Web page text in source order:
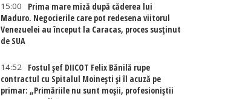
15:00
Prima mare miză după căderea lui
Maduro. Negocierile care pot redesena viitorul
Venezuelei au început la Caracas, proces susținut
de SUA
14:52
Fostul șef DIICOT Felix Bănilă rupe
contractul cu Spitalul Moinești și îl acuză pe
primar: „Primăriile nu sunt moșii, profesioniștii